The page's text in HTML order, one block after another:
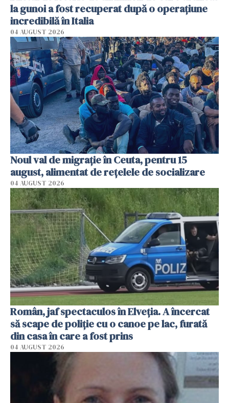
la gunoi a fost recuperat după o operațiune
incredibilă în Italia
04 AUGUST 2026
Noul val de migrație în Ceuta, pentru 15
august, alimentat de rețelele de socializare
04 AUGUST 2026
Român, jaf spectaculos în Elveția. A încercat
să scape de poliție cu o canoe pe lac, furată
din casa în care a fost prins
04 AUGUST 2026